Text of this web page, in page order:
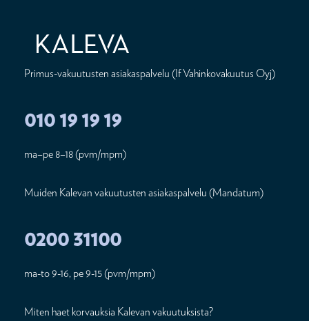
Primus-vakuutusten asiakaspalvelu (If Vahinkovakuutus Oyj)
010 19 19 19
ma–pe 8–18 (pvm/mpm)
Muiden Kalevan vakuutusten asiakaspalvelu (Mandatum)
0200 31100
ma-to 9-16, pe 9-15 (pvm/mpm)
Miten haet korvauksia Kalevan vakuutuksista?